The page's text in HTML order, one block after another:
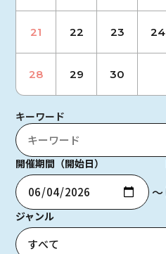
21 22 23 24
28 29 30
キーワード
開催期間（開始日）
〜
ジャンル